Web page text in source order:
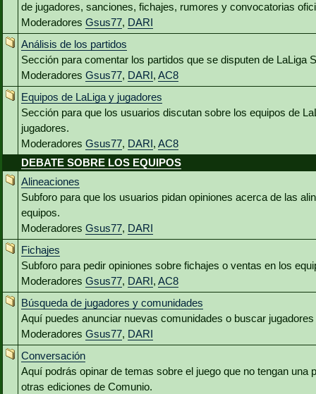
de jugadores, sanciones, fichajes, rumores y convocatorias
Moderadores Gsus77, DARI
Análisis de los partidos
Sección para comentar los partidos que se disputen de LaLiga
Moderadores Gsus77, DARI, AC8
Equipos de LaLiga y jugadores
Sección para que los usuarios discutan sobre los equipos de
jugadores.
Moderadores Gsus77, DARI, AC8
DEBATE SOBRE LOS EQUIPOS
Alineaciones
Subforo para que los usuarios pidan opiniones acerca de las
equipos.
Moderadores Gsus77, DARI
Fichajes
Subforo para pedir opiniones sobre fichajes o ventas en los
Moderadores Gsus77, DARI, AC8
Búsqueda de jugadores y comunidades
Aquí puedes anunciar nuevas comunidades o buscar
Moderadores Gsus77, DARI
Conversación
Aquí podrás opinar de temas sobre el juego que no tengan una
otras ediciones de Comunio.